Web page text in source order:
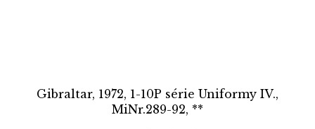
Gibraltar, 1972, 1-10P série Uniformy IV.,
MiNr.289-92, **